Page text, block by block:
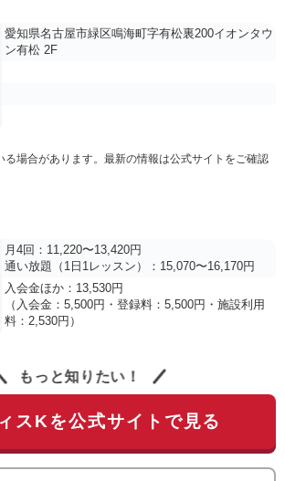
愛知県名古屋市緑区鳴海町字有松裏200イオンタウ
ン有松 2F
場合があります。最新の情報は公式サイトをご確認
月4回：11,220〜13,420円
通い放題（1日1レッスン）：15,070〜16,170円
入会金ほか：13,530円
（入会金：5,500円・登録料：5,500円・施設利用
料：2,530円）
もっと知りたい！
スKを公式サイトで見る